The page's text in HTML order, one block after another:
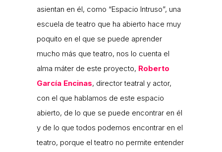
asientan en él, como “Espacio Intruso”, una
escuela de teatro que ha abierto hace muy
poquito en el que se puede aprender
mucho más que teatro, nos lo cuenta el
alma máter de este proyecto, Roberto
García Encinas, director teatral y actor,
con el que hablamos de este espacio
abierto, de lo que se puede encontrar en él
y de lo que todos podemos encontrar en el
teatro, porque el teatro no permite entender